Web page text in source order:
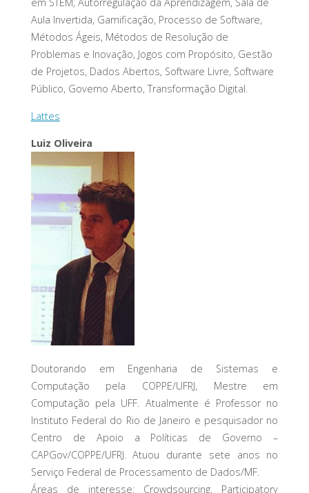
Aula Invertida, Gamificação, Processo de Software,
Métodos Ágeis, Métodos de Resolução de
Problemas e Inovação, Jogos com Propósito, Gestão
de Projetos, Dados Abertos, Software Livre, Software
Público, Governo Aberto, Transformação Digital.
Lattes
Luiz Oliveira
Doutorando em Engenharia de Sistemas e
Computação pela COPPE/UFRJ, Mestre em
Computação pela UFF. Atualmente é Professor no
Instituto Federal do Rio de Janeiro e pesquisador no
Centro de Apoio a Políticas de Governo –
CAPGov/COPPE/UFRJ. Atuou durante sete anos no
Serviço Federal de Processamento de Dados/MF.
Áreas de interesse: Crowdsourcing, Participatory